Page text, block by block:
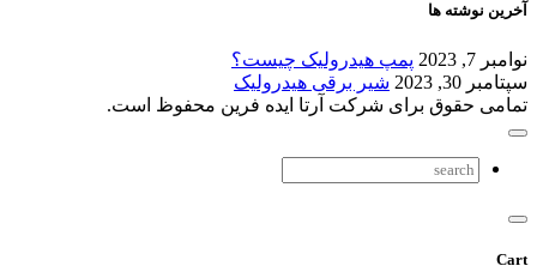
آخرین نوشته ها
نوامبر 7, 2023
پمپ هیدرولیک چیست؟
سپتامبر 30, 2023
شیر برقی هیدرولیک
تمامی حقوق برای شرکت آرتا ایده فرین محفوظ است.
Cart